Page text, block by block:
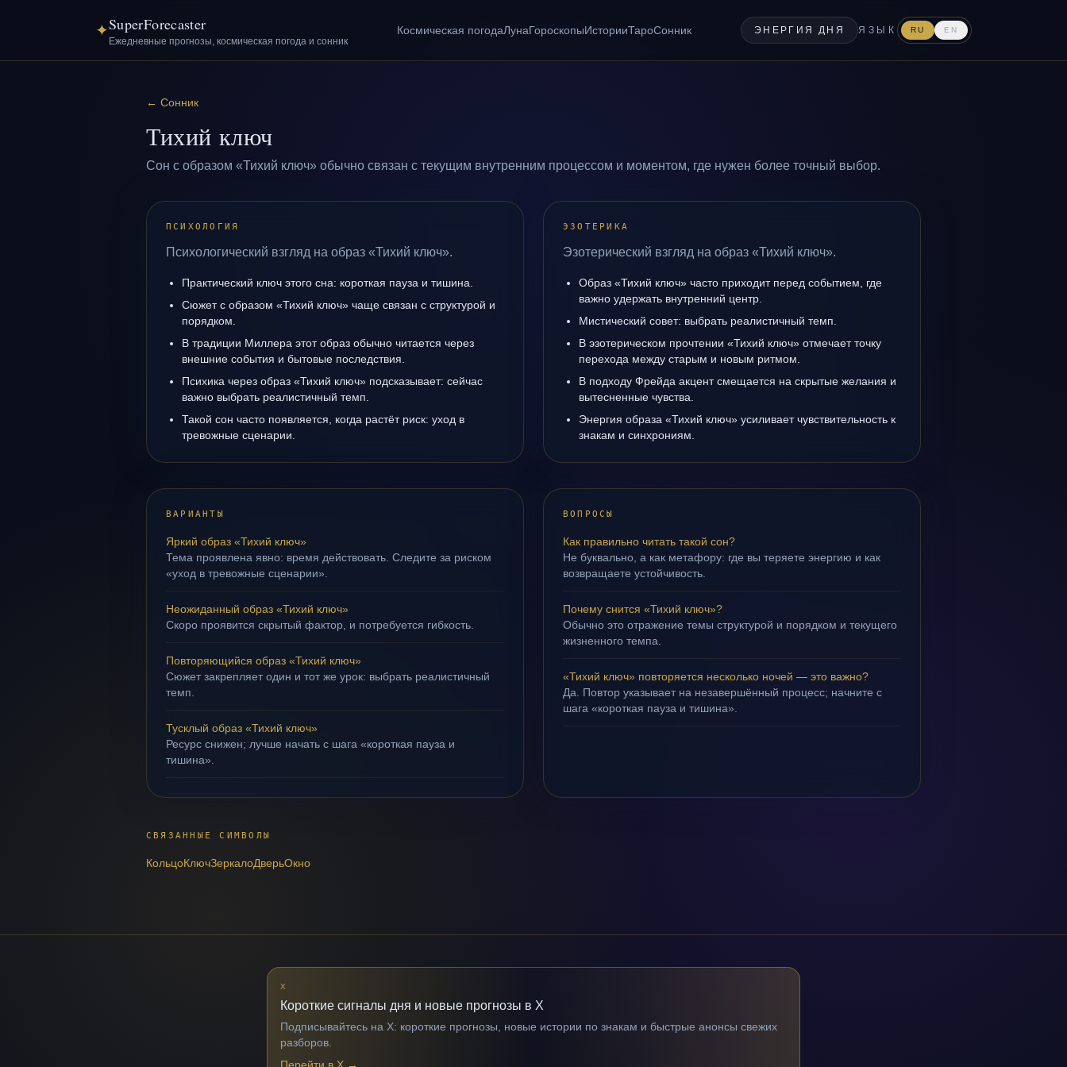
✦SuperForecaster
Ежедневные прогнозы, космическая погода и сонник
Космическая погодаЛунаГороскопыИсторииТароСонник ЭНЕРГИЯ ДНЯ ЯЗЫК RU EN
← Сонник
Тихий ключ
Сон с образом «Тихий ключ» обычно связан с текущим внутренним процессом и моментом, где нужен более точный выбор.
ПСИХОЛОГИЯ
Психологический взгляд на образ «Тихий ключ».
Практический ключ этого сна: короткая пауза и тишина.
Сюжет с образом «Тихий ключ» чаще связан с структурой и
порядком.
В традиции Миллера этот образ обычно читается через
внешние события и бытовые последствия.
Психика через образ «Тихий ключ» подсказывает: сейчас
важно выбрать реалистичный темп.
Такой сон часто появляется, когда растёт риск: уход в
тревожные сценарии.
ЭЗОТЕРИКА
Эзотерический взгляд на образ «Тихий ключ».
Образ «Тихий ключ» часто приходит перед событием, где
важно удержать внутренний центр.
Мистический совет: выбрать реалистичный темп.
В эзотерическом прочтении «Тихий ключ» отмечает точку
перехода между старым и новым ритмом.
В подходу Фрейда акцент смещается на скрытые желания и
вытесненные чувства.
Энергия образа «Тихий ключ» усиливает чувствительность к
знакам и синхрониям.
ВАРИАНТЫ
Яркий образ «Тихий ключ»
Тема проявлена явно: время действовать. Следите за риском
«уход в тревожные сценарии».
Неожиданный образ «Тихий ключ»
Скоро проявится скрытый фактор, и потребуется гибкость.
Повторяющийся образ «Тихий ключ»
Сюжет закрепляет один и тот же урок: выбрать реалистичный
темп.
Тусклый образ «Тихий ключ»
Ресурс снижен; лучше начать с шага «короткая пауза и
тишина».
ВОПРОСЫ
Как правильно читать такой сон?
Не буквально, а как метафору: где вы теряете энергию и как
возвращаете устойчивость.
Почему снится «Тихий ключ»?
Обычно это отражение темы структурой и порядком и текущего
жизненного темпа.
«Тихий ключ» повторяется несколько ночей — это важно?
Да. Повтор указывает на незавершённый процесс; начните с
шага «короткая пауза и тишина».
СВЯЗАННЫЕ СИМВОЛЫ
КольцоКлючЗеркалоДверьОкно
X
Короткие сигналы дня и новые прогнозы в X
Подписывайтесь на X: короткие прогнозы, новые истории по знакам и быстрые анонсы свежих
разборов.